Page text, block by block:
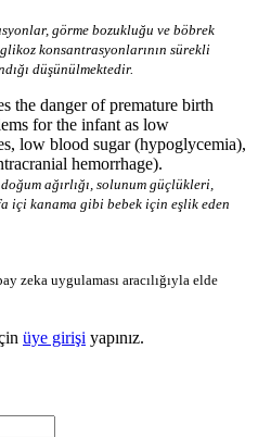
görme bozukluğu ve böbrek
konsantrasyonlarının sürekli
düşünülmektedir.
the danger of premature birth
for the infant as low
low blood sugar (hypoglycemia),
hemorrhage).
ağırlığı, solunum güçlükleri,
içi kanama gibi bebek için eşlik eden
zeka uygulaması aracılığıyla elde
üye girişi yapınız.